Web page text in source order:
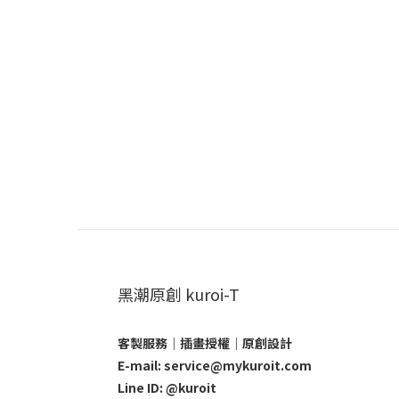
黑潮原創 kuroi-T
客製服務｜插畫授權｜原創設計
E-mail: service@mykuroit.com
Line ID: @kuroit